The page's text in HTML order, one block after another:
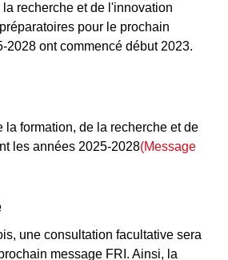
recherche et de l'innovation
pour le prochain
2028 ont commencé début 2023.
la formation, de la recherche et de
les années 2025-2028(Message
une consultation facultative sera
message FRI. Ainsi, la